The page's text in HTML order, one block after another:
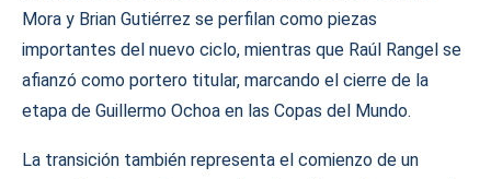
Mora y Brian Gutiérrez se perfilan como piezas
importantes del nuevo ciclo, mientras que Raúl Rangel se
afianzó como portero titular, marcando el cierre de la
etapa de Guillermo Ochoa en las Copas del Mundo.
La transición también representa el comienzo de un